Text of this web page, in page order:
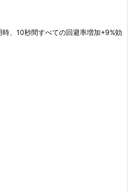
、10秒間すべての回避率増加+9%効